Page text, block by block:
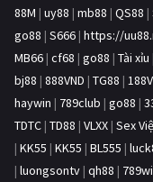
88M | uy88 | mb88 | QS88 |
go88 | S666 | https://
MB66 | cf68 | go88 | Tài xỉu
bj88 | 888VND | TG88 | 188V
haywin | 789club | go88 |
TDTC | TD88 | VLXX | Sex
| KK55 | KK55 | BL555 |
| luongsontv | qh88 |